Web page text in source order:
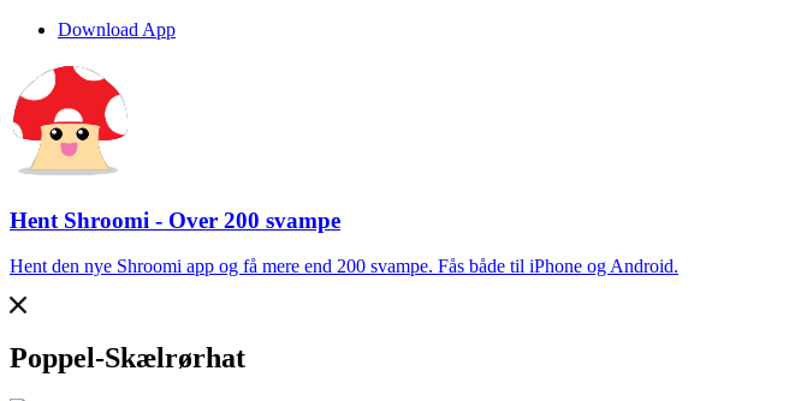
Download App
Hent Shroomi - Over 200 svampe
Hent den nye Shroomi app og få mere end 200 svampe. Fås både til iPhone og Android.
Poppel-Skælrørhat